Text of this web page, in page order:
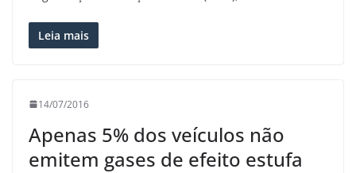
Leia mais
14/07/2016
Apenas 5% dos veículos não
emitem gases de efeito estufa